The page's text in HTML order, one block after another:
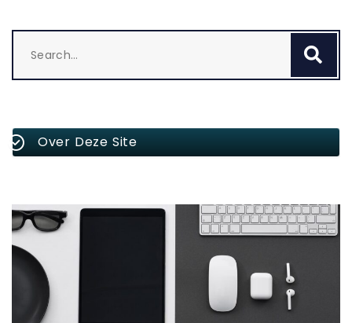
for:
Over Deze Site